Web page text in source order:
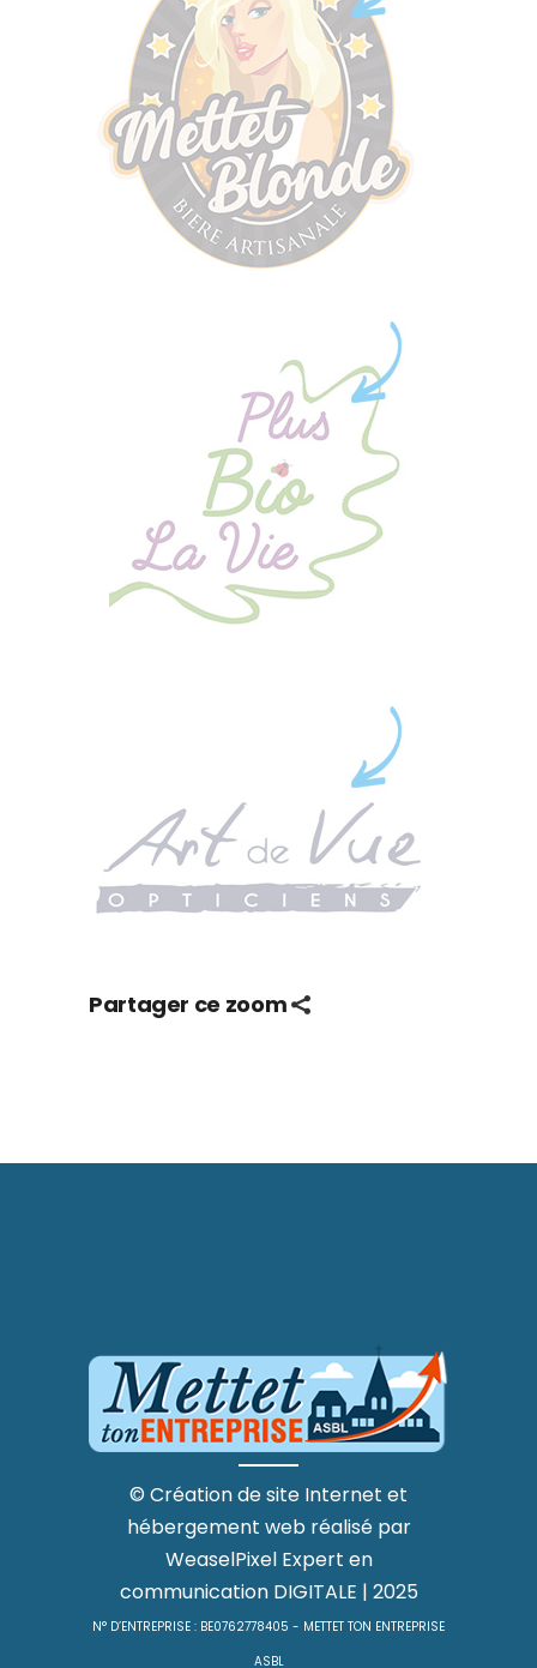
Partager ce zoom
© Création de site Internet et
hébergement webréalisé par
WeaselPixel Expert en
communication DIGITALE | 2025
N° D’ENTREPRISE : BE0762778405 - METTET TON ENTREPRISE
ASBL